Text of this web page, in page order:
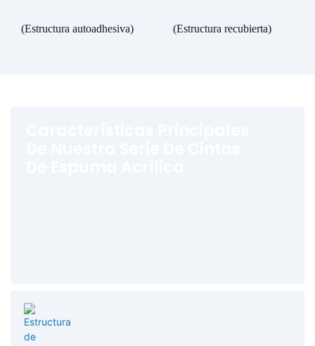
(Estructura autoadhesiva) (Estructura recubierta)